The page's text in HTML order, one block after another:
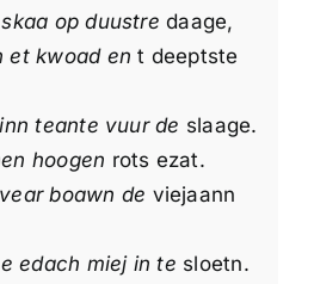
op duustre daage,
et kwoad en t deeptste
teante vuur de slaage.
hoogen rots ezat.
boawn de viejaann
edach miej in te sloetn.